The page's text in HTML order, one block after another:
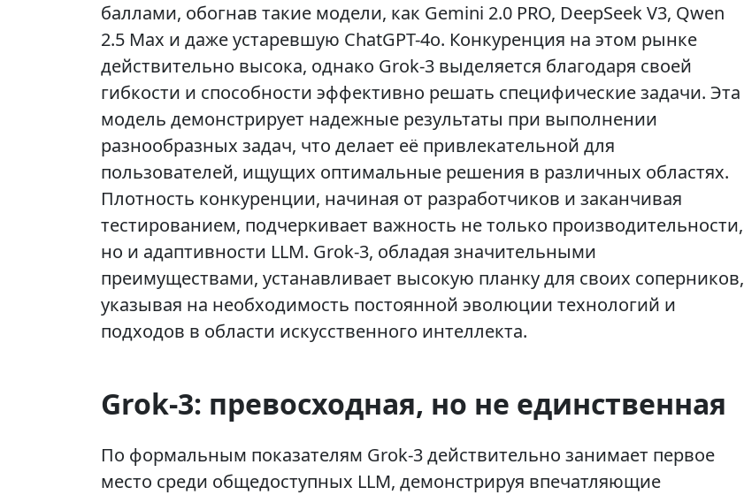
баллами, обогнав такие модели, как Gemini 2.0 PRO, DeepSeek V3, Qwen
2.5 Max и даже устаревшую ChatGPT-4o. Конкуренция на этом рынке
действительно высока, однако Grok-3 выделяется благодаря своей
гибкости и способности эффективно решать специфические задачи. Эта
модель демонстрирует надежные результаты при выполнении
разнообразных задач, что делает её привлекательной для
пользователей, ищущих оптимальные решения в различных областях.
Плотность конкуренции, начиная от разработчиков и заканчивая
тестированием, подчеркивает важность не только производительности,
но и адаптивности LLM. Grok-3, обладая значительными
преимуществами, устанавливает высокую планку для своих соперников,
указывая на необходимость постоянной эволюции технологий и
подходов в области искусственного интеллекта.
Grok-3: превосходная, но не единственная
По формальным показателям Grok-3 действительно занимает первое
место среди общедоступных LLM, демонстрируя впечатляющие